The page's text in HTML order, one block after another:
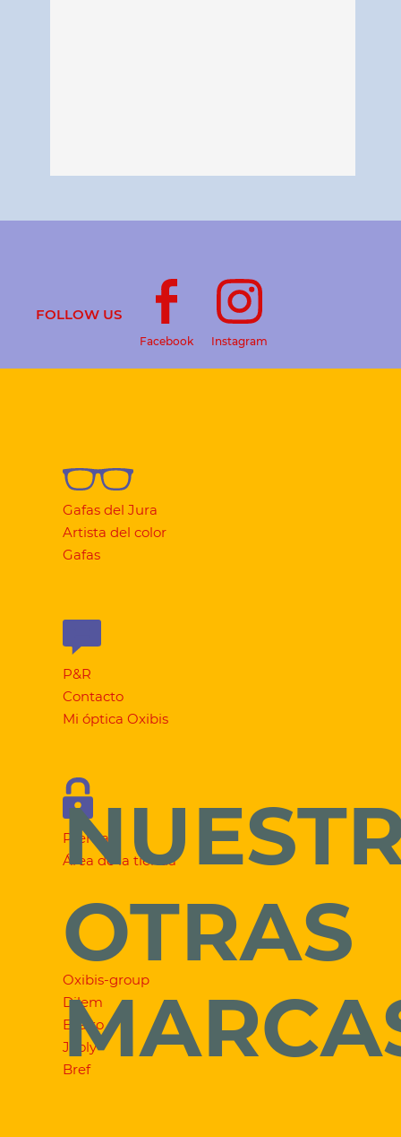
FOLLOW US
Facebook Instagram
Gafas del Jura
Artista del color
Gafas
P&R
Contacto
Mi óptica Oxibis
Prensa
Área de la tienda
OTRAS
Oxibis-group
Dilem
Exalto
Jooly
Bref